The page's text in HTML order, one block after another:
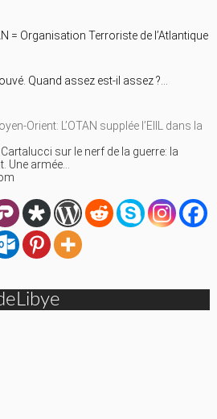
= Organisation Terroriste de l’Atlantique
Quand assez est-il assez ?…
Orient: L’OTAN supplée l’EIIL dans la
sur le nerf de la guerre: la
Une armée…